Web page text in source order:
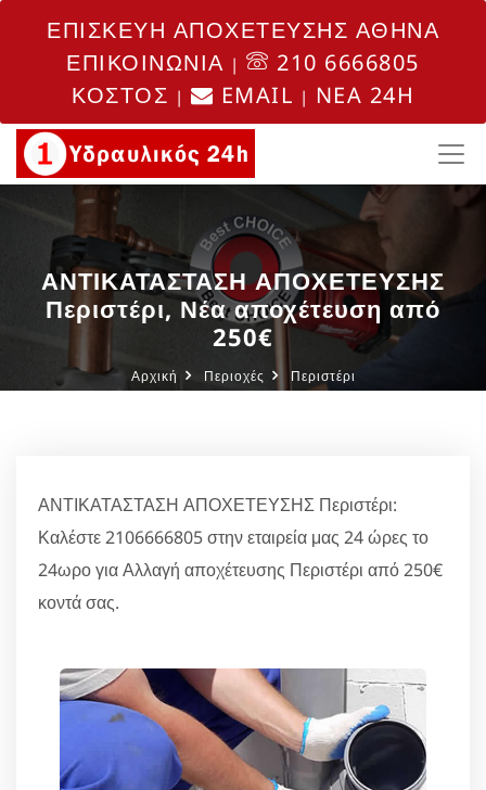
ΕΠΙΣΚΕΥΗ ΑΠΟΧΕΤΕΥΣΗΣ ΑΘΗΝΑ
ΕΠΙΚΟΙΝΩΝΙΑ |
210 6666805
ΚΟΣΤΟΣ | EMAIL | NEA 24H
ΑΝΤΙΚΑΤΑΣΤΑΣΗ ΑΠΟΧΕΤΕΥΣΗΣ
Περιστέρι, Νέα αποχέτευση από
250€
Αρχική Περιοχές Περιστέρι
ΑΝΤΙΚΑΤΑΣΤΑΣΗ ΑΠΟΧΕΤΕΥΣΗΣ Περιστέρι:
Καλέστε 2106666805 στην εταιρεία μας 24 ώρες το
24ωρο για Αλλαγή αποχέτευσης Περιστέρι από 250€
κοντά σας.